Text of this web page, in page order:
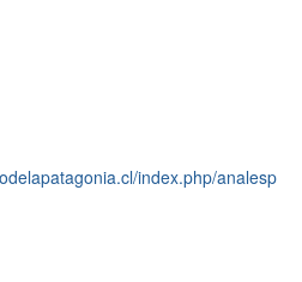
index.php/analesp